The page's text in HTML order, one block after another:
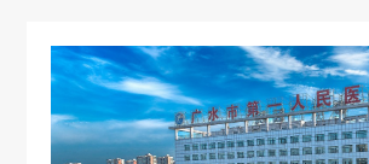
设，建设美丽农村。&nbsp; 该院此次到驻
点村开展“洁万家”活动，一是带着宣传政策使
命，积极宣传党的十八精神及党的新政策，让
广大农民朋友了解党的好政策。二是带着清洁
工程使命，以“洁万家”为重点，帮助驻点村农